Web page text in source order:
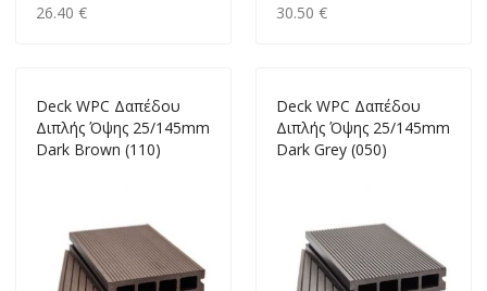
26.40 € 30.50 €
Deck WPC Δαπέδου
Διπλής Όψης 25/145mm
Dark Brown (110)
Deck WPC Δαπέδου
Διπλής Όψης 25/145mm
Dark Grey (050)